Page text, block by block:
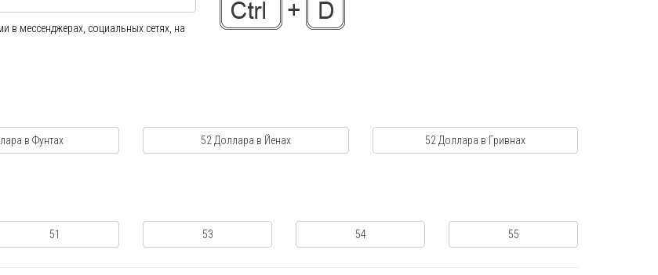
в мессенджерах, социальных сетях, на
в Фунтах 52 Доллара в Йенах 52 Доллара в Гривнах
51 53 54 55